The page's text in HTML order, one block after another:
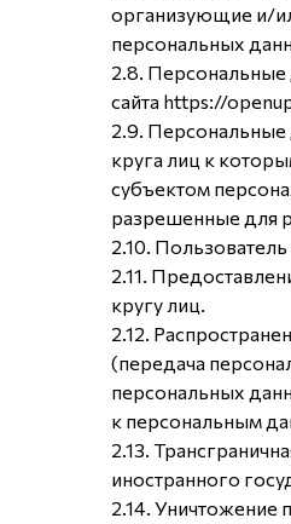
организующие и/
персональных
2.8.
сайта https://
2.9. Персональные
круга лиц к
субъектом
разрешенные для
2.10.
2.11.
кругу лиц.
2.12.
(передача
персональных
к персональным
2.13.
иностранного
2.14. Уничтожение